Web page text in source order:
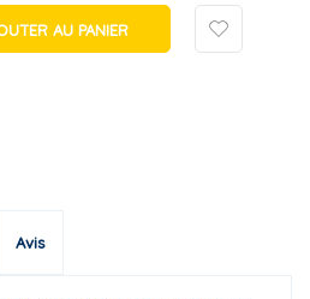
AU PANIER
Avis